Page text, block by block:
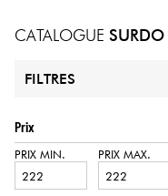
HiFi
CATALOGUE SURDO
FILTRES
Prix
PRIX MIN. PRIX MAX.